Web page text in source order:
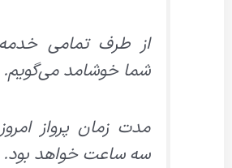
از طرف تمامی خدمه
شما خوشامد می‌گویم.
مدت زمان پرواز
سه ساعت خواهد بود.